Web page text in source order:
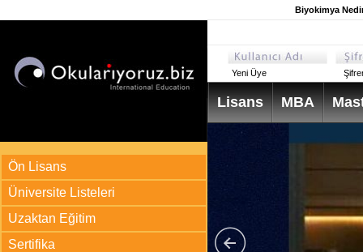
Biyokimya
Ön Lisans
Üniversite Listeleri
Uzaktan Eğitim
Sertifika
Yeni Üye
Lisans MBA